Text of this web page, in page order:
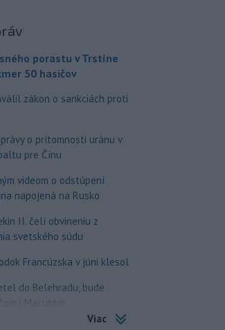
porastu v Trstíne
50 hasičov
zákon o sankciách proti
o prítomnosti uránu v
pre Čínu
videom o odstúpení
napojená na Rusko
II. čelí obvineniu z
svetského súdu
Francúzska v júni klesol
do Belehradu, bude
i Macutom
Viac